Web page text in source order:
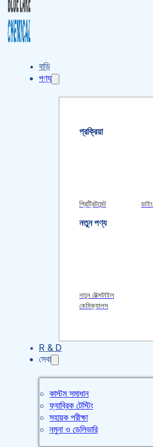
বাড়ি
পণ্য
প্রক্রিয়া
প্রিট্রিটমেন্ট ডাইং
নতুন পণ্য
নতুন টেক্সটাইল
কেমিক্যালস
R & D
সেবা
কাস্টম সমাধান
ফ্যাব্রিক টেস্টিং
সহায়ক পরীক্ষা
নমুনা ও ডেলিভারি